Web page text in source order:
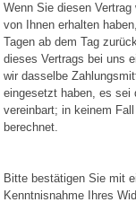
Wenn Sie diesen
von Ihnen erhalten
Tagen ab dem Tag
dieses Vertrags bei uns
wir dasselbe
eingesetzt haben, es sei
vereinbart; in keinem
berechnet.
Bitte bestätigen Sie mit
Kenntnisnahme Ihres